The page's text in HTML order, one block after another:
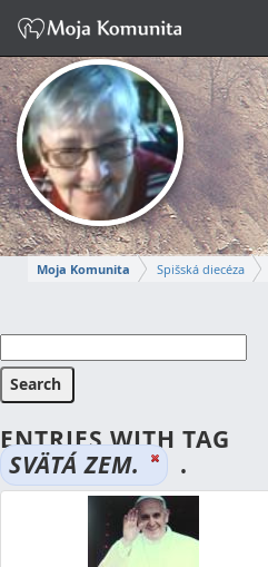
Moja Komunita
Spišská diecéza
MÁRIA-IRMA
ENTRIES WITH TAG
SVÄTÁ ZEM. .